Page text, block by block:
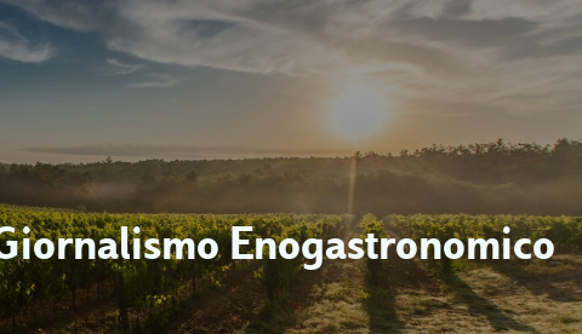
Enogastronomico